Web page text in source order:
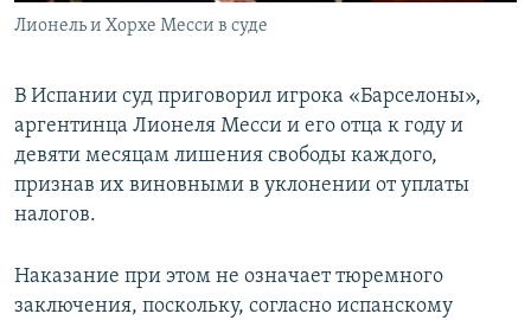
Русский
Лионель и Хорхе Месси в суде
В Испании суд приговорил игрока «Барселоны»,
аргентинца Лионеля Месси и его отца к году и
девяти месяцам лишения свободы каждого,
признав их виновными в уклонении от уплаты
налогов.
Наказание при этом не означает тюремного
заключения, поскольку, согласно испанскому